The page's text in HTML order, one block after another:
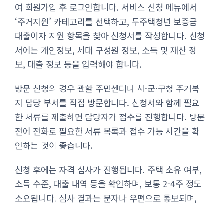
여 회원가입 후 로그인합니다. 서비스 신청 메뉴에서
‘주거지원’ 카테고리를 선택하고, 무주택청년 보증금
대출이자 지원 항목을 찾아 신청서를 작성합니다. 신청
서에는 개인정보, 세대 구성원 정보, 소득 및 재산 정
보, 대출 정보 등을 입력해야 합니다.
방문 신청의 경우 관할 주민센터나 시·군·구청 주거복
지 담당 부서를 직접 방문합니다. 신청서와 함께 필요
한 서류를 제출하면 담당자가 접수를 진행합니다. 방문
전에 전화로 필요한 서류 목록과 접수 가능 시간을 확
인하는 것이 좋습니다.
신청 후에는 자격 심사가 진행됩니다. 주택 소유 여부,
소득 수준, 대출 내역 등을 확인하며, 보통 2-4주 정도
소요됩니다. 심사 결과는 문자나 우편으로 통보되며,